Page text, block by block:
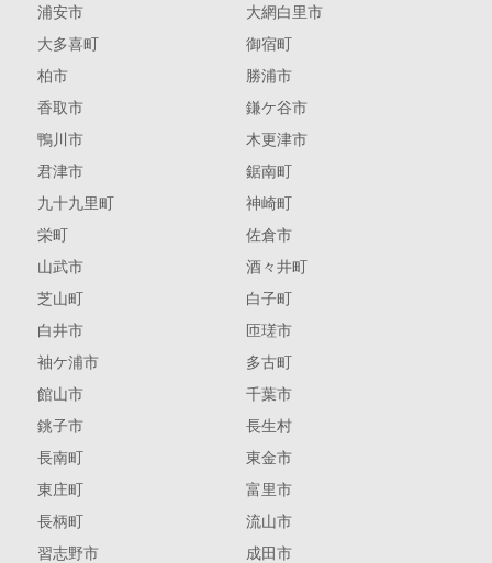
浦安市
大網白里市
大多喜町
御宿町
柏市
勝浦市
香取市
鎌ケ谷市
鴨川市
木更津市
君津市
鋸南町
九十九里町
神崎町
栄町
佐倉市
山武市
酒々井町
芝山町
白子町
白井市
匝瑳市
袖ケ浦市
多古町
館山市
千葉市
銚子市
長生村
長南町
東金市
東庄町
富里市
長柄町
流山市
習志野市
成田市